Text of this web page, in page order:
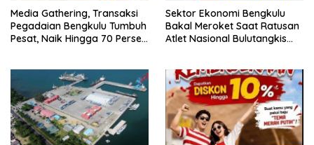
Media Gathering, Transaksi
Pegadaian Bengkulu Tumbuh
Pesat, Naik Hingga 70 Persen
Sektor Ekonomi Bengkulu
Bakal Meroket Saat Ratusan
Atlet Nasional Bulutangkis